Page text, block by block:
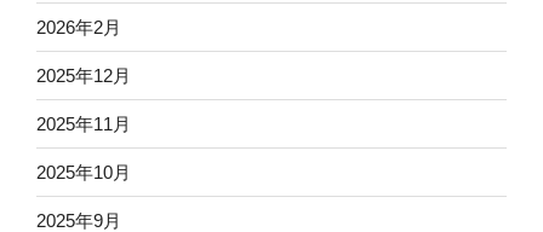
2026年2月
2025年12月
2025年11月
2025年10月
2025年9月